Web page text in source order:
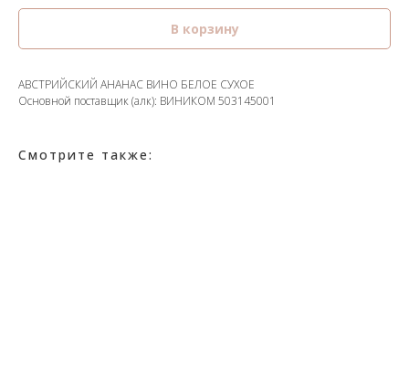
В корзину
АВСТРИЙСКИЙ АНАНАС ВИНО БЕЛОЕ СУХОЕ
Основной поставщик (алк): ВИНИКОМ 503145001
Смотрите также: